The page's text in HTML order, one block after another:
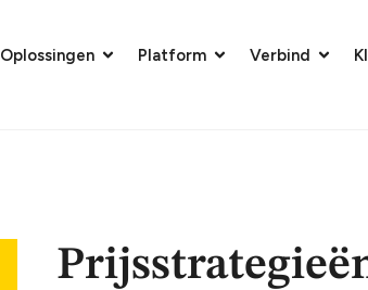
Oplossingen Platform Verbind